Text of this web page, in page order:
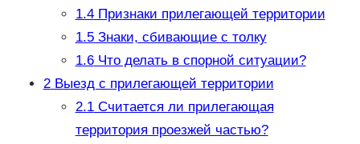
1.4Признаки прилегающей территории
1.5Знаки, сбивающие с толку
1.6Что делать в спорной ситуации?
2Выезд с прилегающей территории
2.1Считается ли прилегающая
территория проезжей частью?